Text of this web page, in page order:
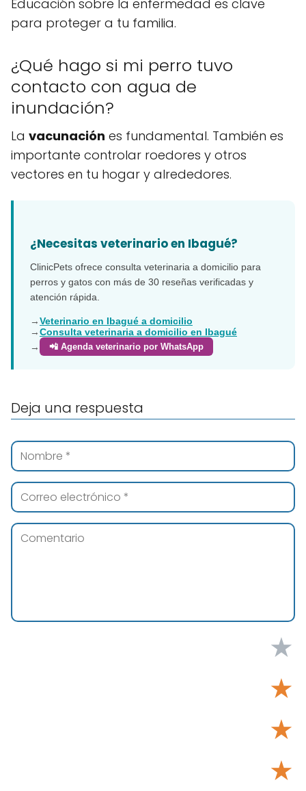
Educación sobre la enfermedad es clave
para proteger a tu familia.
¿Qué hago si mi perro tuvo
contacto con agua de
inundación?
La vacunación es fundamental. También es
importante controlar roedores y otros
vectores en tu hogar y alrededores.
¿Necesitas veterinario en Ibagué?
ClinicPets ofrece consulta veterinaria a domicilio para
perros y gatos con más de 30 reseñas verificadas y
atención rápida.
→Veterinario en Ibagué a domicilio
→Consulta veterinaria a domicilio en Ibagué
→
📲 Agenda veterinario por WhatsApp
Deja una respuesta
★
★
★
★